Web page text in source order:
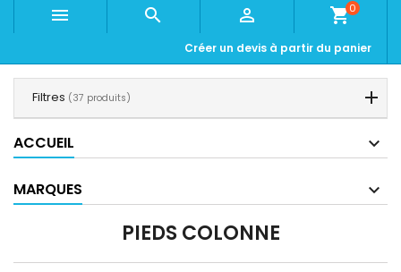
   shopping_cart0
Créer un devis à partir du panier
Filtres (37 produits)
ACCUEIL
MARQUES
PIEDS COLONNE